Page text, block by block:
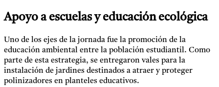
Apoyo a escuelas y educación ecológica
Uno de los ejes de la jornada fue la promoción de la
educación ambiental entre la población estudiantil. Como
parte de esta estrategia, se entregaron vales para la
instalación de jardines destinados a atraer y proteger
polinizadores en planteles educativos.